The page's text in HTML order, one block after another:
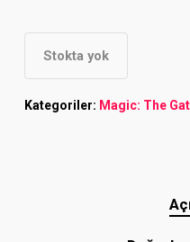
Stokta yok
Kategoriler: Magic: The